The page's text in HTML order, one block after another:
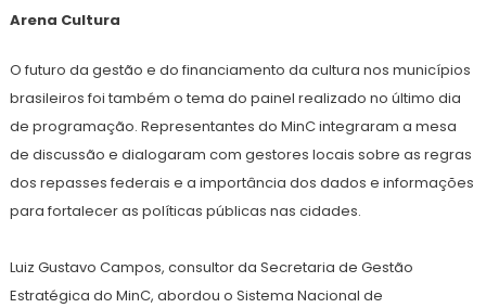
Arena Cultura
O futuro da gestão e do financiamento da cultura nos municípios
brasileiros foi também o tema do painel realizado no último dia
de programação. Representantes do MinC integraram a mesa
de discussão e dialogaram com gestores locais sobre as regras
dos repasses federais e a importância dos dados e informações
para fortalecer as políticas públicas nas cidades.
Luiz Gustavo Campos, consultor da Secretaria de Gestão
Estratégica do MinC, abordou o Sistema Nacional de